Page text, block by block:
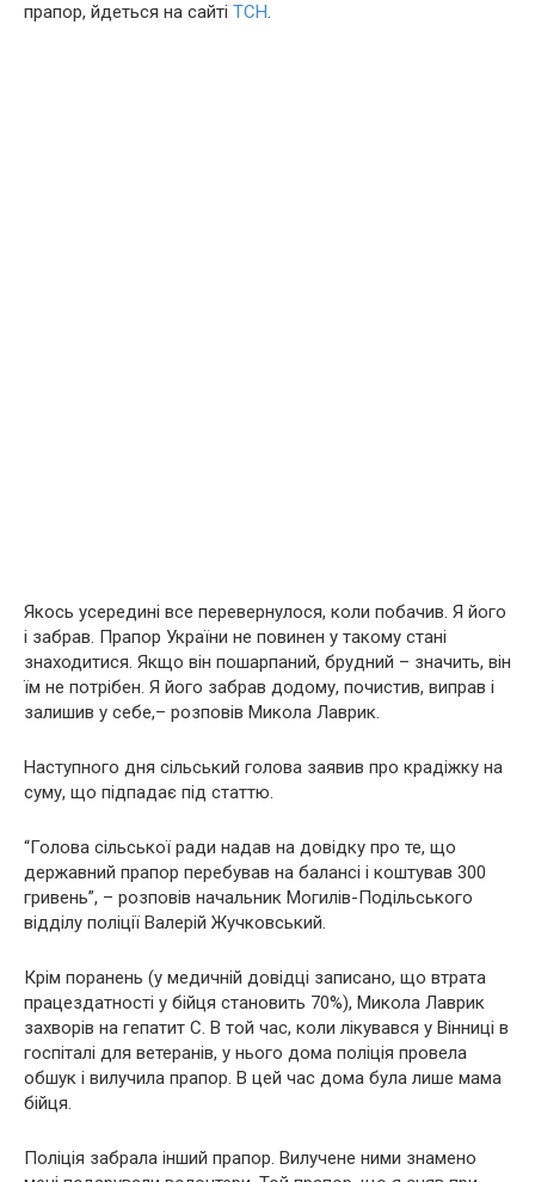
прапор, йдеться на сайті ТСН.
Якось усередині все перевернулося, коли побачив. Я його
і забрав. Прапор України не повинен у такому стані
знаходитися. Якщо він пошарпаний, брудний – значить, він
їм не потрібен. Я його забрав додому, почистив, виправ і
залишив у себе,– розповів Микола Лаврик.
Наступного дня сільський голова заявив про крадіжку на
суму, що підпадає під статтю.
“Голова сільської ради надав на довідку про те, що
державний прапор перебував на балансі і коштував 300
гривень”, – розповів начальник Могилів-Подільського
відділу поліції Валерій Жучковський.
Крім поранень (у медичній довідці записано, що втрата
працездатності у бійця становить 70%), Микола Лаврик
захворів на гепатит С. В той час, коли лікувався у Вінниці в
госпіталі для ветеранів, у нього дома поліція провела
обшук і вилучила прапор. В цей час дома була лише мама
бійця.
Поліція забрала інший прапор. Вилучене ними знамено